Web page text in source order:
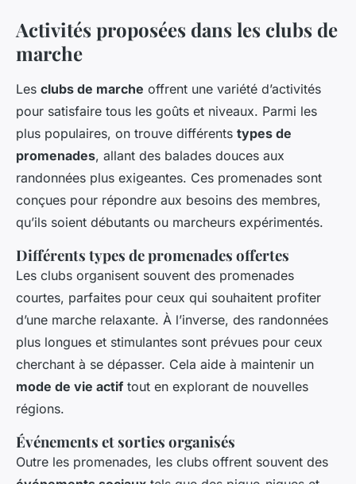
Activités proposées dans les clubs de
marche
Les clubs de marche offrent une variété d’activités
pour satisfaire tous les goûts et niveaux. Parmi les
plus populaires, on trouve différents types de
promenades, allant des balades douces aux
randonnées plus exigeantes. Ces promenades sont
conçues pour répondre aux besoins des membres,
qu’ils soient débutants ou marcheurs expérimentés.
Différents types de promenades offertes
Les clubs organisent souvent des promenades
courtes, parfaites pour ceux qui souhaitent profiter
d’une marche relaxante. À l’inverse, des randonnées
plus longues et stimulantes sont prévues pour ceux
cherchant à se dépasser. Cela aide à maintenir un
mode de vie actif tout en explorant de nouvelles
régions.
Événements et sorties organisés
Outre les promenades, les clubs offrent souvent des